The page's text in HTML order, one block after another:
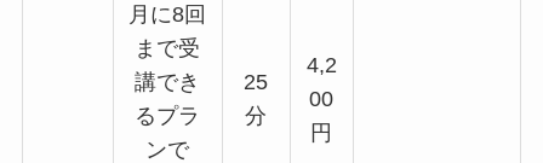
月に8回
まで受
講でき
るプラ
ンで
25
分
4,2
00
円